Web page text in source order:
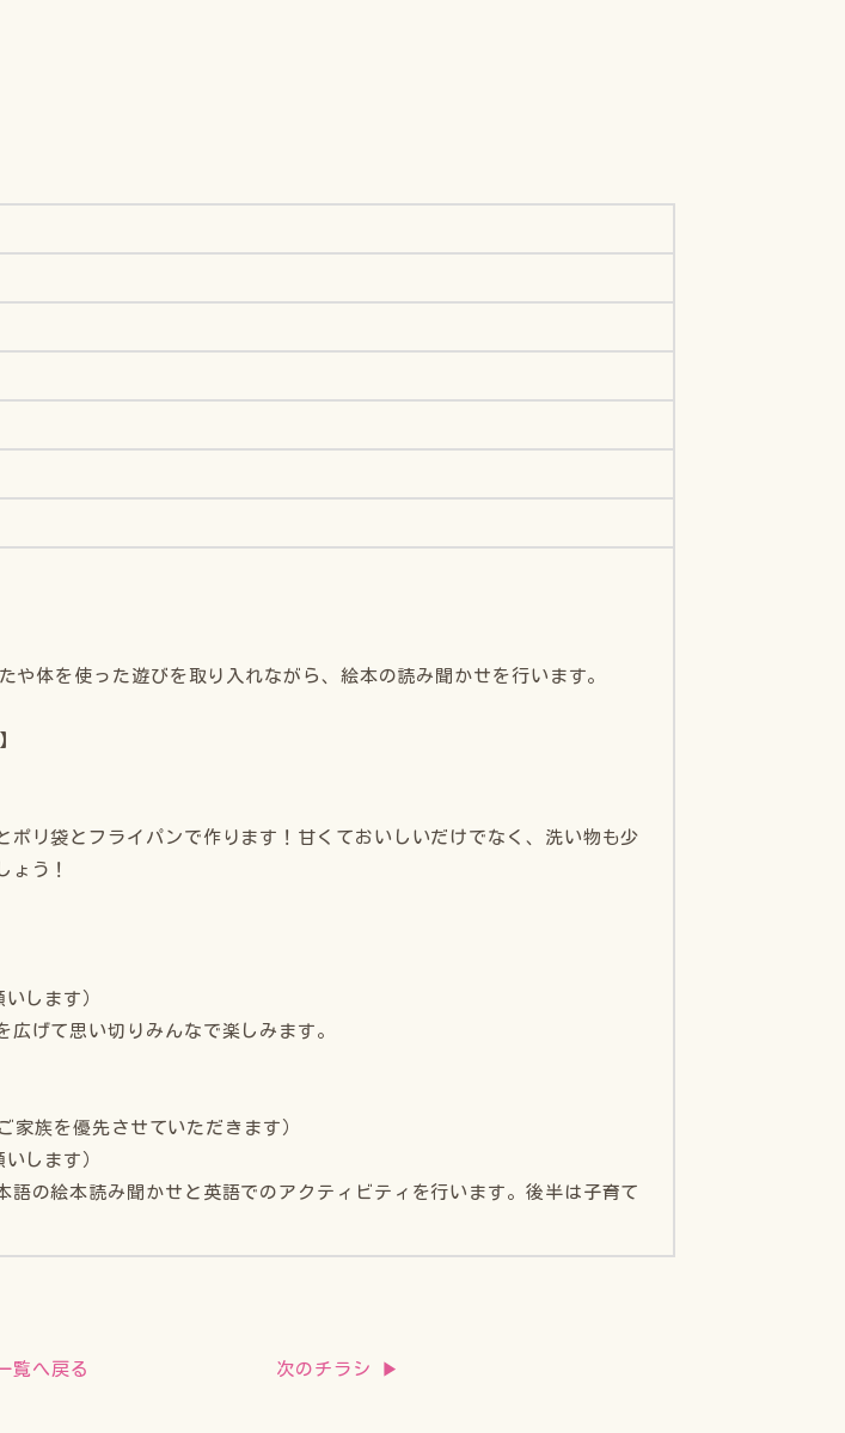
や体を使った遊びを取り入れながら、絵本の読み聞かせを行います。
リ袋とフライパンで作ります！甘くておいしいだけでなく、洗い物も少
ょう！
します）
げて思い切りみんなで楽しみます。
族を優先させていただきます）
します）
の絵本読み聞かせと英語でのアクティビティを行います。後半は子育て
次のチラシ ▶
覧へ戻る